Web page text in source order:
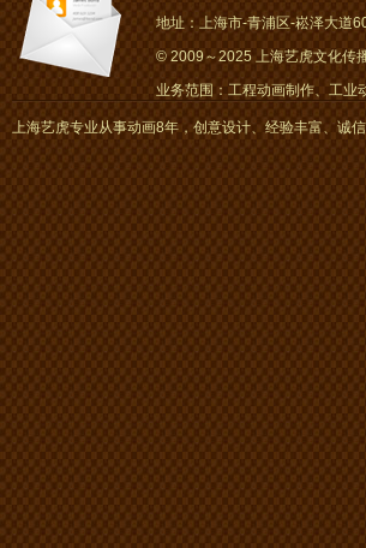
地址：上海市-青浦区-崧泽大道
© 2009～2025 上海艺虎文化传
业务范围：工程动画制作、工业
画、mg动画
上海艺虎专业从事动画8年，创意设计、经验丰富、诚